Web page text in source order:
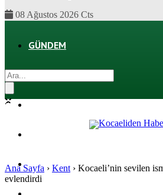
08 Ağustos 2026 Cts
GÜNDEM
SPOR
Ana Sayfa › Kent › Kocaeli’nin sevilen
evlendirdi